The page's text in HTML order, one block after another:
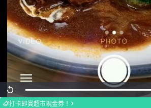
Replay Loaded:
100.00%
打卡即賞超市現金券！